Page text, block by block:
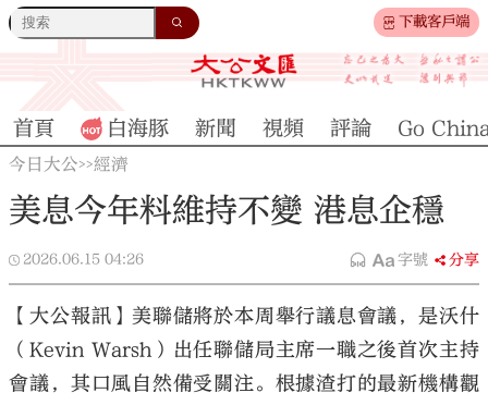
下載客戶端
首頁 白海豚 新聞 視頻 評論 Go
今日大公>>經濟
美息今年料維持不變 港息企穩
2026.06.15 04:26 字號 分享
【大公報訊】美聯儲將於本周舉行議息會議，是沃什
（Kevin Warsh）出任聯儲局主席一職之後首次主持
會議，其口風自然備受關注。根據渣打的最新機構觀